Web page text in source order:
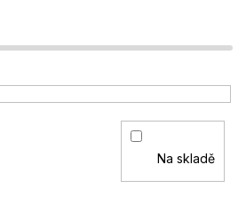
Na skladě